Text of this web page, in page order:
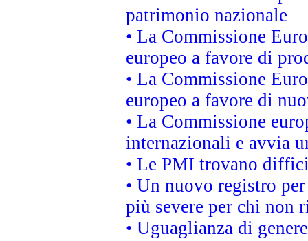
patrimonio nazionale
• La Commissione
europeo a favore di
• La Commissione
europeo a favore di
• La Commissione
internazionali e avvia
• Le PMI trovano
• Un nuovo registro
più severe per chi non
• Uguaglianza di